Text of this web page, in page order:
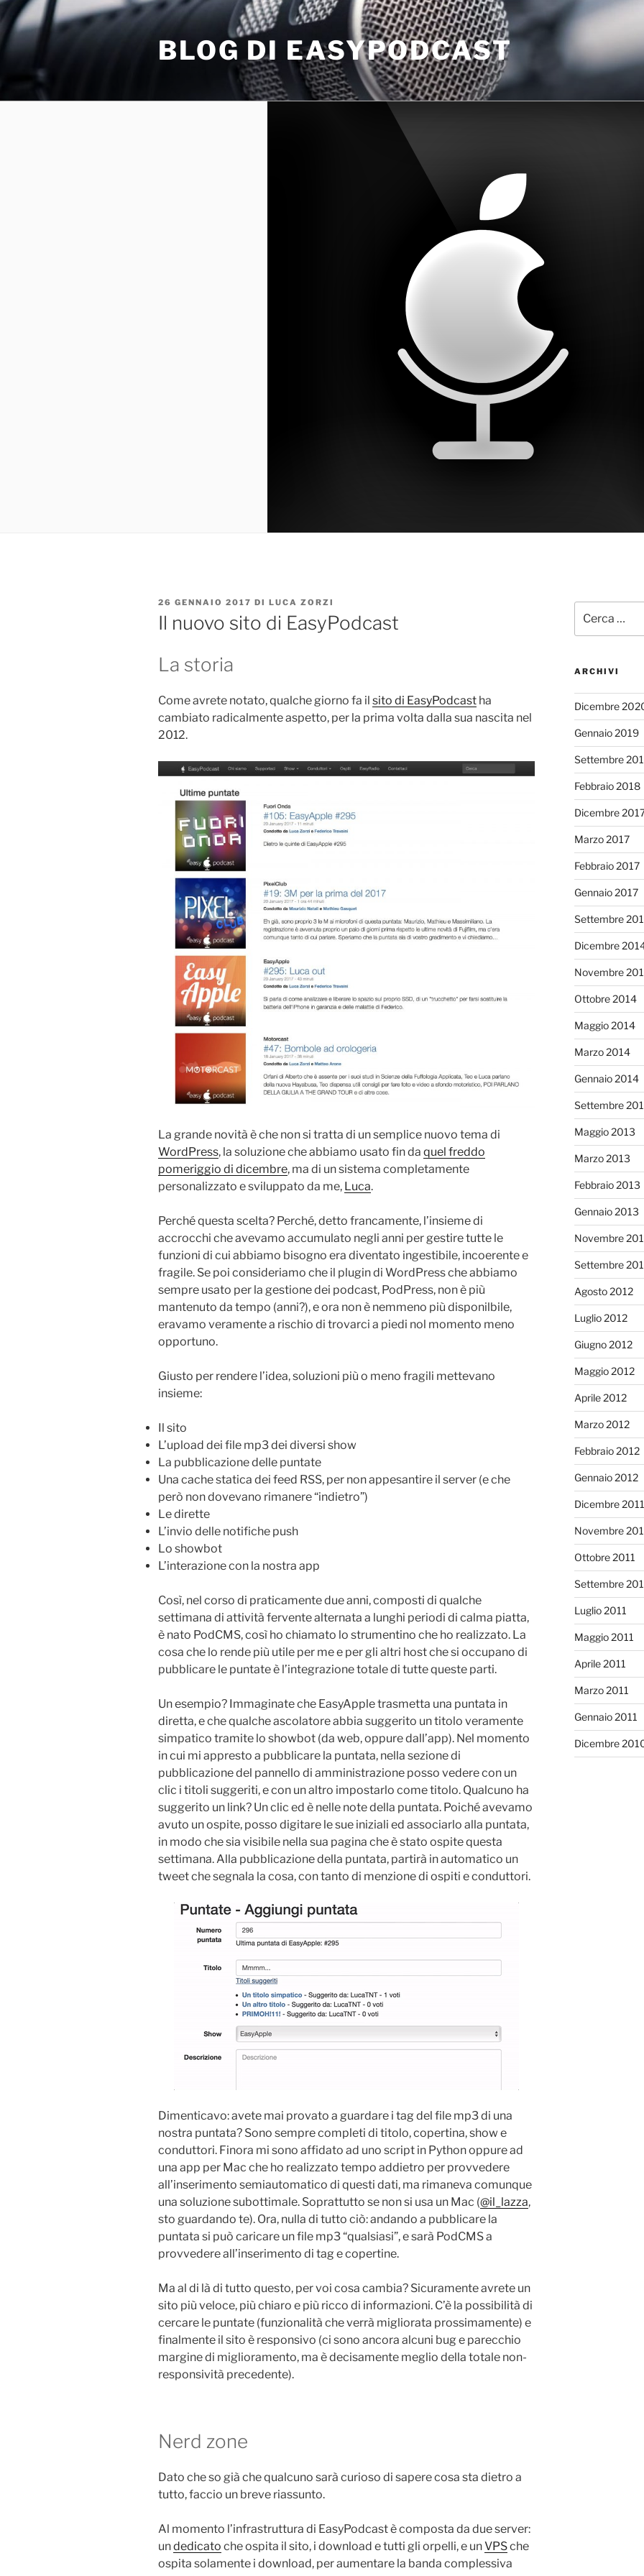
Salta
al
contenuto
BLOG DI EASYPODCAST
PUBBLICATO
IL
26 GENNAIO 2017 DI LUCA ZORZI
Il nuovo sito di EasyPodcast
La storia
Come avrete notato, qualche giorno fa il sito di EasyPodcast ha
cambiato radicalmente aspetto, per la prima volta dalla sua nascita nel
2012.
La grande novità è che non si tratta di un semplice nuovo tema di
WordPress, la soluzione che abbiamo usato fin da quel freddo
pomeriggio di dicembre, ma di un sistema completamente
personalizzato e sviluppato da me, Luca.
Perché questa scelta? Perché, detto francamente, l’insieme di
accrocchi che avevamo accumulato negli anni per gestire tutte le
funzioni di cui abbiamo bisogno era diventato ingestibile, incoerente e
fragile. Se poi consideriamo che il plugin di WordPress che abbiamo
sempre usato per la gestione dei podcast, PodPress, non è più
mantenuto da tempo (anni?), e ora non è nemmeno più disponilbile,
eravamo veramente a rischio di trovarci a piedi nol momento meno
opportuno.
Giusto per rendere l’idea, soluzioni più o meno fragili mettevano
insieme:
Il sito
L’upload dei file mp3 dei diversi show
La pubblicazione delle puntate
Una cache statica dei feed RSS, per non appesantire il server (e che
però non dovevano rimanere “indietro”)
Le dirette
L’invio delle notifiche push
Lo showbot
L’interazione con la nostra app
Così, nel corso di praticamente due anni, composti di qualche
settimana di attività fervente alternata a lunghi periodi di calma piatta,
è nato PodCMS, così ho chiamato lo strumentino che ho realizzato. La
cosa che lo rende più utile per me e per gli altri host che si occupano di
pubblicare le puntate è l’integrazione totale di tutte queste parti.
Un esempio? Immaginate che EasyApple trasmetta una puntata in
diretta, e che qualche ascolatore abbia suggerito un titolo veramente
simpatico tramite lo showbot (da web, oppure dall’app). Nel momento
in cui mi appresto a pubblicare la puntata, nella sezione di
pubblicazione del pannello di amministrazione posso vedere con un
clic i titoli suggeriti, e con un altro impostarlo come titolo. Qualcuno ha
suggerito un link? Un clic ed è nelle note della puntata. Poiché avevamo
avuto un ospite, posso digitare le sue iniziali ed associarlo alla puntata,
in modo che sia visibile nella sua pagina che è stato ospite questa
settimana. Alla pubblicazione della puntata, partirà in automatico un
tweet che segnala la cosa, con tanto di menzione di ospiti e conduttori.
Dimenticavo: avete mai provato a guardare i tag del file mp3 di una
nostra puntata? Sono sempre completi di titolo, copertina, show e
conduttori. Finora mi sono affidato ad uno script in Python oppure ad
una app per Mac che ho realizzato tempo addietro per provvedere
all’inserimento semiautomatico di questi dati, ma rimaneva comunque
una soluzione subottimale. Soprattutto se non si usa un Mac (@il_lazza,
sto guardando te). Ora, nulla di tutto ciò: andando a pubblicare la
puntata si può caricare un file mp3 “qualsiasi”, e sarà PodCMS a
provvedere all’inserimento di tag e copertine.
Ma al di là di tutto questo, per voi cosa cambia? Sicuramente avrete un
sito più veloce, più chiaro e più ricco di informazioni. C’è la possibilità di
cercare le puntate (funzionalità che verrà migliorata prossimamente) e
finalmente il sito è responsivo (ci sono ancora alcuni bug e parecchio
margine di miglioramento, ma è decisamente meglio della totale non-
responsività precedente).
Nerd zone
Dato che so già che qualcuno sarà curioso di sapere cosa sta dietro a
tutto, faccio un breve riassunto.
Al momento l’infrastruttura di EasyPodcast è composta da due server:
undedicato che ospita il sito, i download e tutti gli orpelli, e unVPSche
ospita solamente i download, per aumentare la banda complessiva
ARCHIVI
Dicembre
Gennaio 2019
Settembre
Febbraio 2018
Dicembre
Marzo 2017
Febbraio 2017
Gennaio 2017
Settembre
Dicembre
Novembre
Ottobre 2014
Maggio 2014
Marzo 2014
Gennaio 2014
Settembre
Maggio 2013
Marzo 2013
Febbraio 2013
Gennaio 2013
Novembre
Settembre
Agosto 2012
Luglio 2012
Giugno 2012
Maggio 2012
Aprile 2012
Marzo 2012
Febbraio 2012
Gennaio 2012
Dicembre 2011
Novembre
Ottobre 2011
Settembre
Luglio 2011
Maggio 2011
Aprile 2011
Marzo 2011
Gennaio 2011
Dicembre